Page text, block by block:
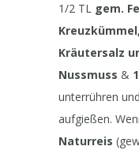
1/2 TL gem.
Kräutersalz
Nussmuss &
unterrühren
aufgießen.
Naturreis